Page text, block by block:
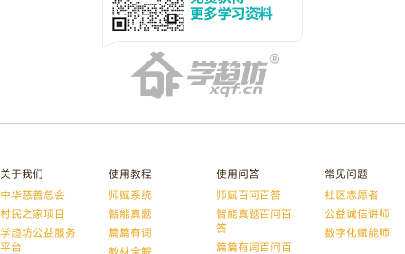
关于我们
中华慈善总会
村民之家项目
学趋坊公益服务
平台
使用教程
师赋系统
智能真题
篇篇有词
教材全解
使用问答
师赋百问百答
智能真题百问百
答
篇篇有词百问百
常见问题
社区志愿者
公益诚信讲师
数字化赋能师